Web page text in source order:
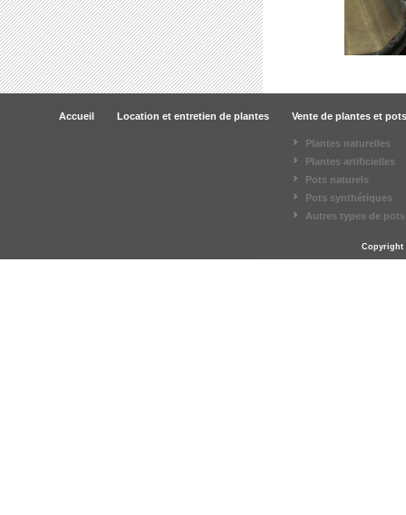
Accueil Location et entretien de plantes Vente de plantes et pots
Plantes naturelles
Plantes artificielles
Pots naturels
Pots synthétiques
Autres types de pots
Copyright